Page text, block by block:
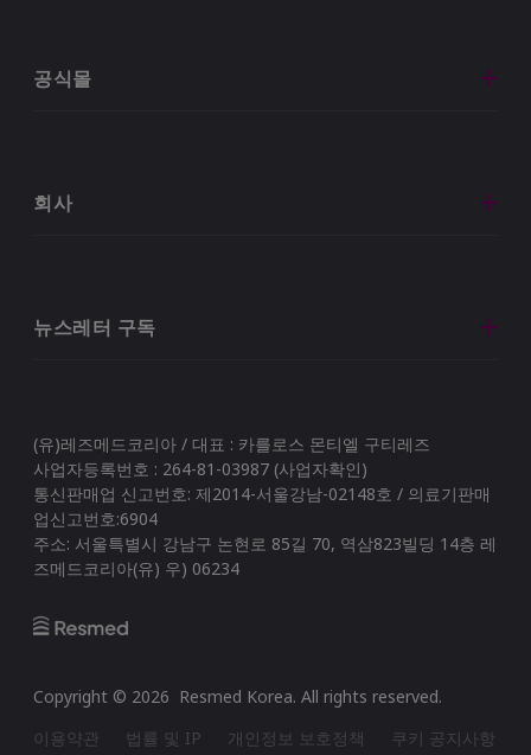
공식몰
회사
뉴스레터 구독
(유)레즈메드코리아 / 대표 : 카를로스 몬티엘 구티레즈
사업자등록번호 : 264-81-03987 (사업자확인)
통신판매업 신고번호: 제2014-서울강남-02148호 / 의료기판매
업신고번호:6904
주소: 서울특별시 강남구 논현로 85길 70, 역삼823빌딩 14층 레
즈메드코리아(유) 우) 06234
Copyright © 2026 Resmed Korea. All rights reserved.
이용약관
법률 및 IP 개인정보 보호정책 쿠키 공지사항